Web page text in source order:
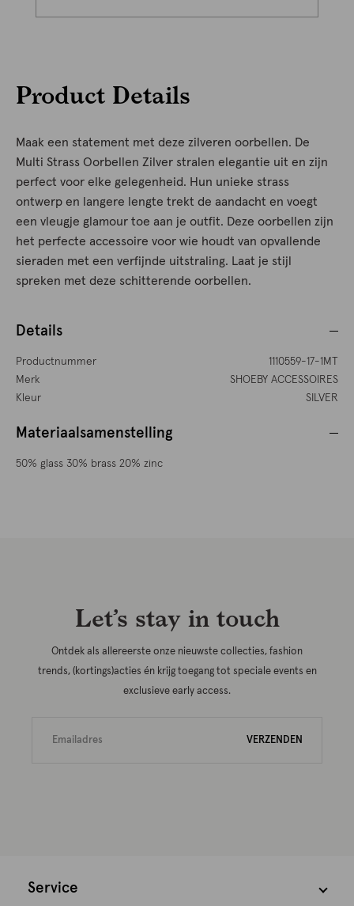
Product Details
Maak een statement met deze zilveren oorbellen. De
Multi Strass Oorbellen Zilver stralen elegantie uit en zijn
perfect voor elke gelegenheid. Hun unieke strass
ontwerp en langere lengte trekt de aandacht en voegt
een vleugje glamour toe aan je outfit. Deze oorbellen zijn
het perfecte accessoire voor wie houdt van opvallende
sieraden met een verfijnde uitstraling. Laat je stijl
spreken met deze schitterende oorbellen.
Details
Productnummer
1110559-17-1MT
Merk
SHOEBY ACCESSOIRES
Kleur
SILVER
Materiaalsamenstelling
50% glass 30% brass 20% zinc
Let’s stay in touch
Ontdek als allereerste onze nieuwste collecties, fashion
trends, (kortings)acties én krijg toegang tot speciale events en
exclusieve early access.
VERZENDEN
Service